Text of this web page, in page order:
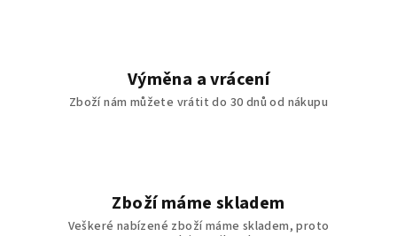
ý
p
Výměna a vrácení
Zboží nám můžete vrátit do 30 dnů od nákupu
Zboží máme skladem
Veškeré nabízené zboží máme skladem, proto